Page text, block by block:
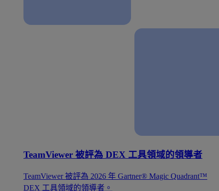
TeamViewer 被評為 DEX 工具領域的領導者
TeamViewer 被評為 2026 年 Gartner® Magic Quadrant™
DEX 工具領域的領導者。